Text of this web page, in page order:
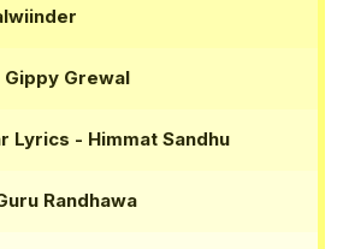
Gippy Grewal
Lyrics - Himmat Sandhu
Randhawa